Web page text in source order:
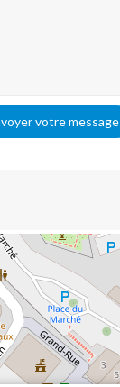
votre message